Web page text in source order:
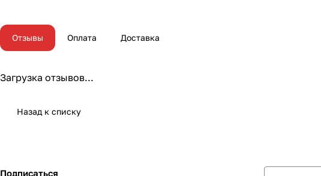
Отзывы Оплата Доставка
Загрузка отзывов...
Назад к списку
Подписаться